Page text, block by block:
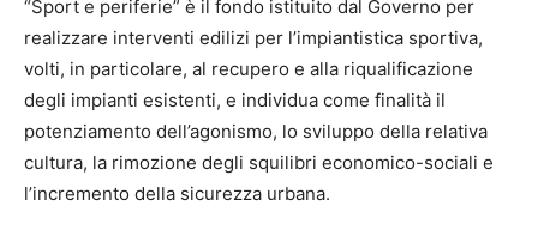
“Sport e periferie” è il fondo istituito dal Governo per
realizzare interventi edilizi per l’impiantistica sportiva,
volti, in particolare, al recupero e alla riqualificazione
degli impianti esistenti, e individua come finalità il
potenziamento dell’agonismo, lo sviluppo della relativa
cultura, la rimozione degli squilibri economico-sociali e
l’incremento della sicurezza urbana.